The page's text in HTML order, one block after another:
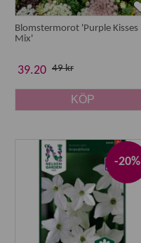
Blomstermorot 'Purple Kisses
Mix'
39.20 49 kr
KÖP
-20%